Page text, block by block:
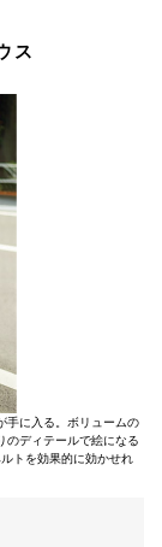
ス
手に入る。ボリュームの
のディテールで絵になる
トを効果的に効かせれ